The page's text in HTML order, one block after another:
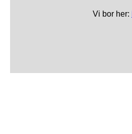
Vi bor her: